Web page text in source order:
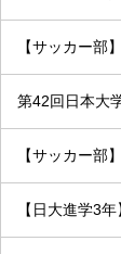
【サッカー部
第42回日本大
【サッカー部
【日大進学3